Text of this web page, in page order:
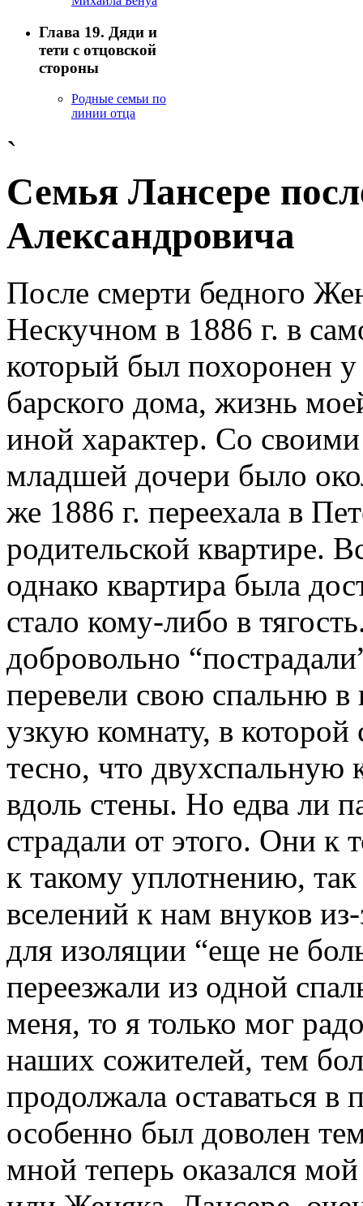
Глава 19. Дяди и
тети с отцовской
стороны
Родные семьи по
линии отца
`
Семья Лансере
Александровича
После смерти бедного
Нескучном в 1886 г. в
который был похоронен
барского дома, жизнь
иной характер. Со
младшей дочери было
же 1886 г. переехала в
родительской квартире.
однако квартира была
стало кому-либо в
добровольно
перевели свою спальню
узкую комнату, в
тесно, что двухспальную
вдоль стены. Но едва ли
страдали от этого. Они
к такому уплотнению,
вселений к нам внуков
для изоляции “еще не
переезжали из одной
меня, то я только мог
наших сожителей, тем
продолжала оставаться
особенно был доволен
мной теперь оказался